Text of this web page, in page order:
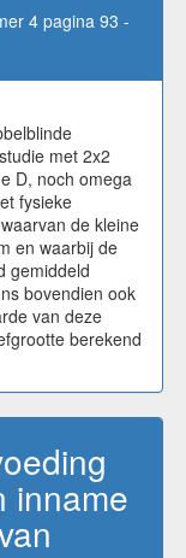
4 pagina 93 -
met 2x2
D, noch omega
fysieke
de kleine
en waarbij de
gemiddeld
bovendien ook
van deze
berekend
inname